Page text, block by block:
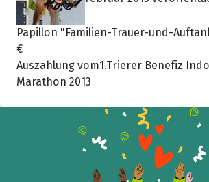
Papillon "Familien-Trauer-und-
€
Auszahlung vom1.Trierer Benefiz
Marathon 2013